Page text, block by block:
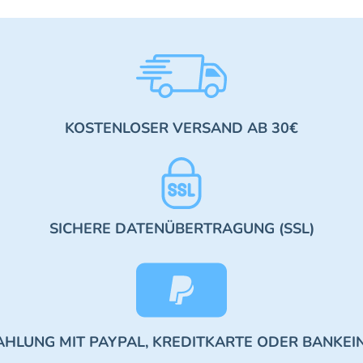
KOSTENLOSER VERSAND AB 30€
SICHERE DATENÜBERTRAGUNG (SSL)
MIT PAYPAL, KREDITKARTE ODER